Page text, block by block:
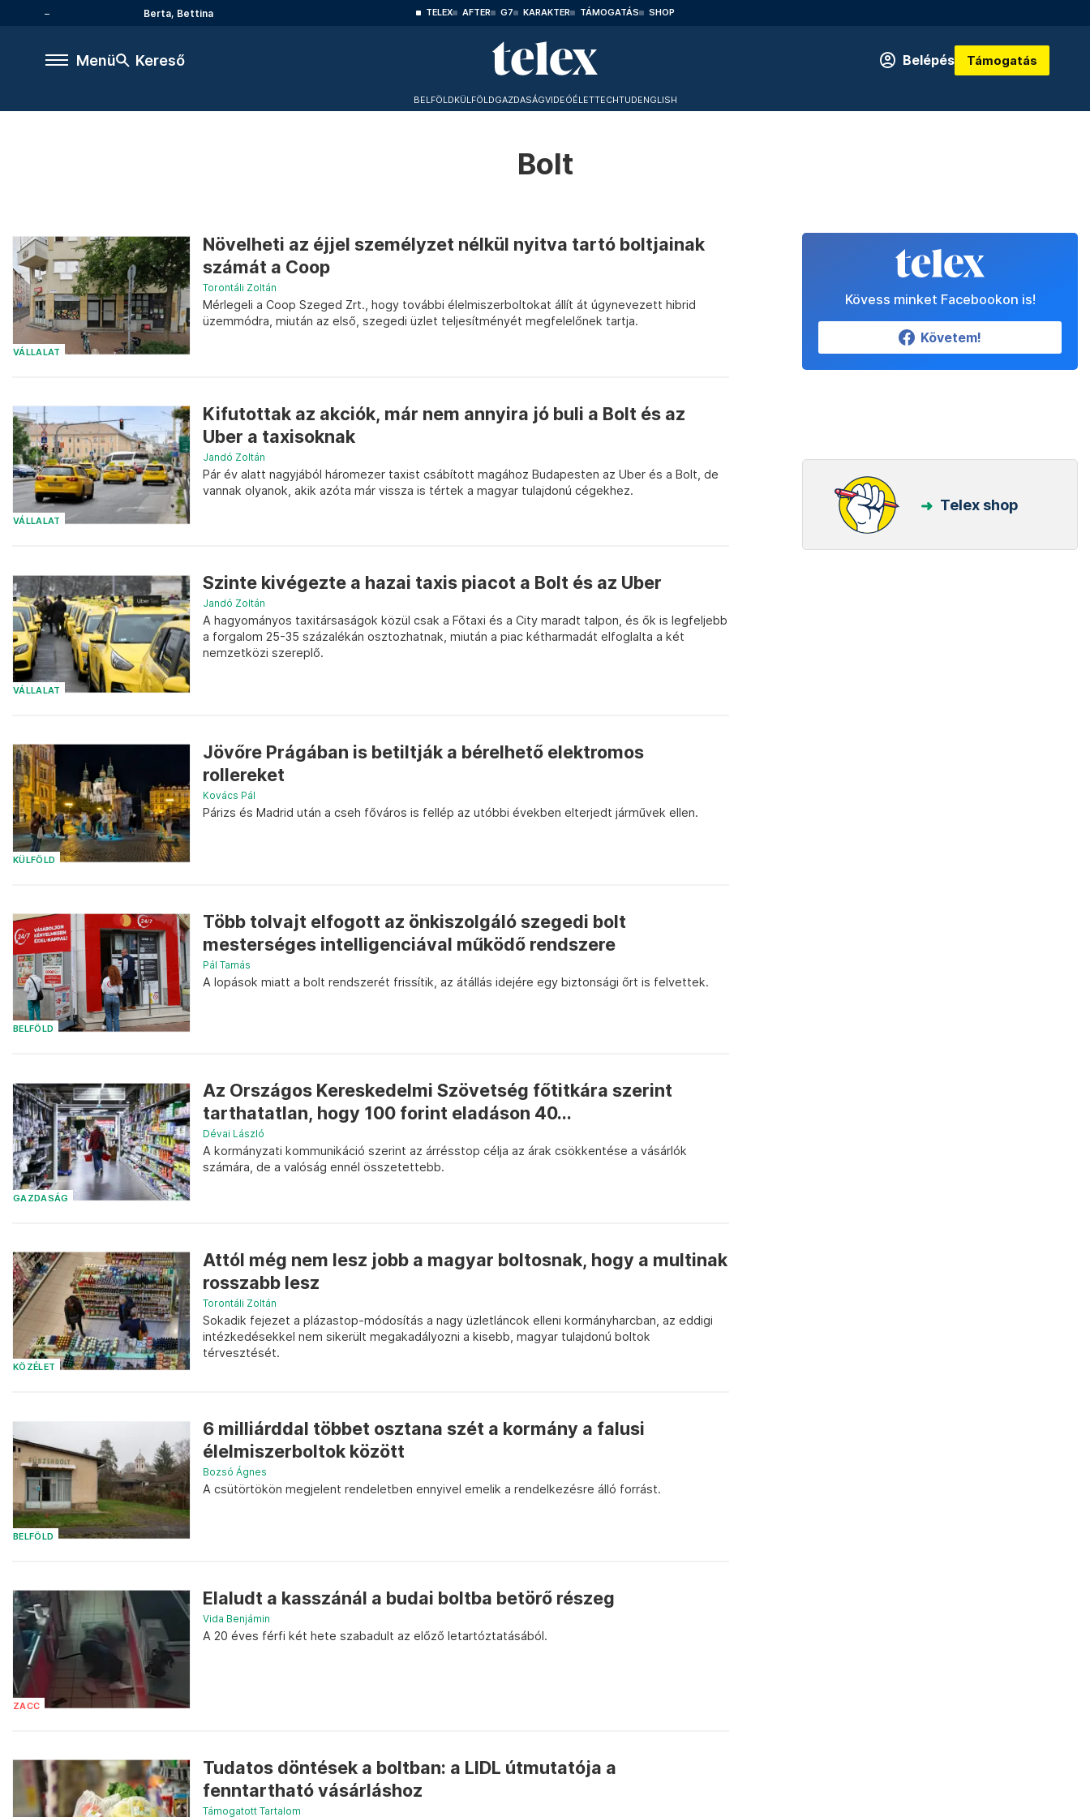
Berta, Bettina TELEX AFTER G7 KARAKTER TÁMOGATÁS SHOP
Menü Kereső Belépés Támogatás
BELFÖLDKÜLFÖLDGAZDASÁGVIDEÓÉLETTECHTUDENGLISH
Bolt
VÁLLALAT
Növelheti az éjjel személyzet nélkül nyitva tartó boltjainak
számát a Coop
Torontáli Zoltán
Mérlegeli a Coop Szeged Zrt., hogy további élelmiszerboltokat állít át úgynevezett hibrid
üzemmódra, miután az első, szegedi üzlet teljesítményét megfelelőnek tartja.
VÁLLALAT
Kifutottak az akciók, már nem annyira jó buli a Bolt és az
Uber a taxisoknak
Jandó Zoltán
Pár év alatt nagyjából háromezer taxist csábított magához Budapesten az Uber és a Bolt, de
vannak olyanok, akik azóta már vissza is tértek a magyar tulajdonú cégekhez.
VÁLLALAT
Szinte kivégezte a hazai taxis piacot a Bolt és az Uber
Jandó Zoltán
A hagyományos taxitársaságok közül csak a Főtaxi és a City maradt talpon, és ők is legfeljebb
a forgalom 25-35 százalékán osztozhatnak, miután a piac kétharmadát elfoglalta a két
nemzetközi szereplő.
KÜLFÖLD
Jövőre Prágában is betiltják a bérelhető elektromos
rollereket
Kovács Pál
Párizs és Madrid után a cseh főváros is fellép az utóbbi években elterjedt járművek ellen.
BELFÖLD
Több tolvajt elfogott az önkiszolgáló szegedi bolt
mesterséges intelligenciával működő rendszere
Pál Tamás
A lopások miatt a bolt rendszerét frissítik, az átállás idejére egy biztonsági őrt is felvettek.
GAZDASÁG
Az Országos Kereskedelmi Szövetség főtitkára szerint
tarthatatlan, hogy 100 forint eladáson 40...
Dévai László
A kormányzati kommunikáció szerint az árrésstop célja az árak csökkentése a vásárlók
számára, de a valóság ennél összetettebb.
KÖZÉLET
Attól még nem lesz jobb a magyar boltosnak, hogy a multinak
rosszabb lesz
Torontáli Zoltán
Sokadik fejezet a plázastop-módosítás a nagy üzletláncok elleni kormányharcban, az eddigi
intézkedésekkel nem sikerült megakadályozni a kisebb, magyar tulajdonú boltok
térvesztését.
BELFÖLD
6 milliárddal többet osztana szét a kormány a falusi
élelmiszerboltok között
Bozsó Ágnes
A csütörtökön megjelent rendeletben ennyivel emelik a rendelkezésre álló forrást.
ZACC
Elaludt a kasszánál a budai boltba betörő részeg
Vida Benjámin
A 20 éves férfi két hete szabadult az előző letartóztatásából.
Tudatos döntések a boltban: a LIDL útmutatója a
fenntartható vásárláshoz
Támogatott Tartalom
Kövess minket Facebookon is!
Követem!
Telex shop